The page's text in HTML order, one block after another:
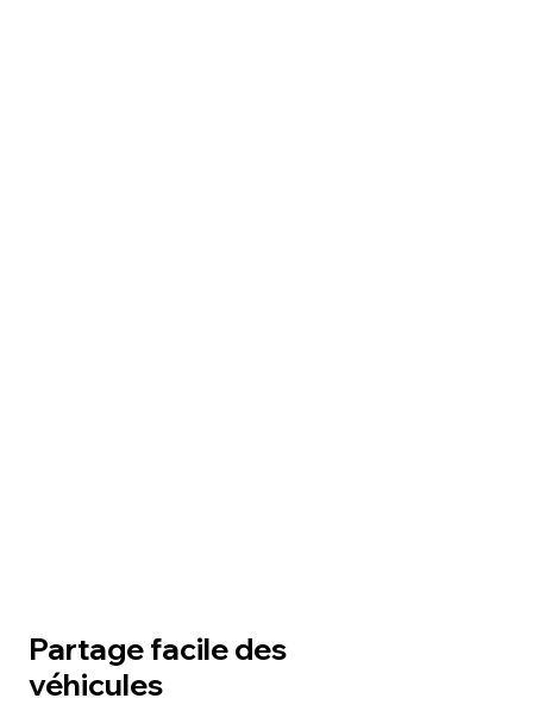
Partage facile des
véhicules